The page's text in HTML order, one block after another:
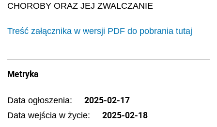
CHOROBY ORAZ JEJ ZWALCZANIE
Treść załącznika w wersji PDF do pobrania tutaj
Metryka
Data ogłoszenia: 2025-02-17
Data wejścia w życie: 2025-02-18